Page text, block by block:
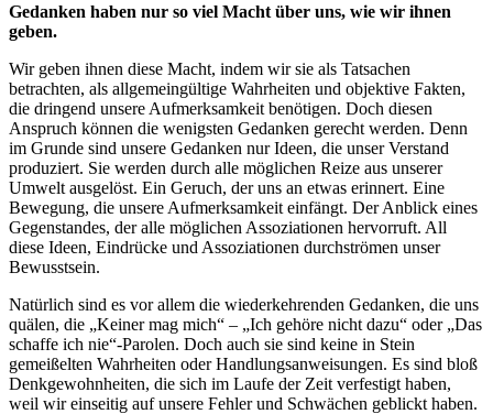
Gedanken haben nur so viel Macht über uns, wie wir ihnen
geben.
Wir geben ihnen diese Macht, indem wir sie als Tatsachen
betrachten, als allgemeingültige Wahrheiten und objektive Fakten,
die dringend unsere Aufmerksamkeit benötigen. Doch diesen
Anspruch können die wenigsten Gedanken gerecht werden. Denn
im Grunde sind unsere Gedanken nur Ideen, die unser Verstand
produziert. Sie werden durch alle möglichen Reize aus unserer
Umwelt ausgelöst. Ein Geruch, der uns an etwas erinnert. Eine
Bewegung, die unsere Aufmerksamkeit einfängt. Der Anblick eines
Gegenstandes, der alle möglichen Assoziationen hervorruft. All
diese Ideen, Eindrücke und Assoziationen durchströmen unser
Bewusstsein.
Natürlich sind es vor allem die wiederkehrenden Gedanken, die uns
quälen, die „Keiner mag mich“ – „Ich gehöre nicht dazu“ oder „Das
schaffe ich nie“-Parolen. Doch auch sie sind keine in Stein
gemeißelten Wahrheiten oder Handlungsanweisungen. Es sind bloß
Denkgewohnheiten, die sich im Laufe der Zeit verfestigt haben,
weil wir einseitig auf unsere Fehler und Schwächen geblickt haben.